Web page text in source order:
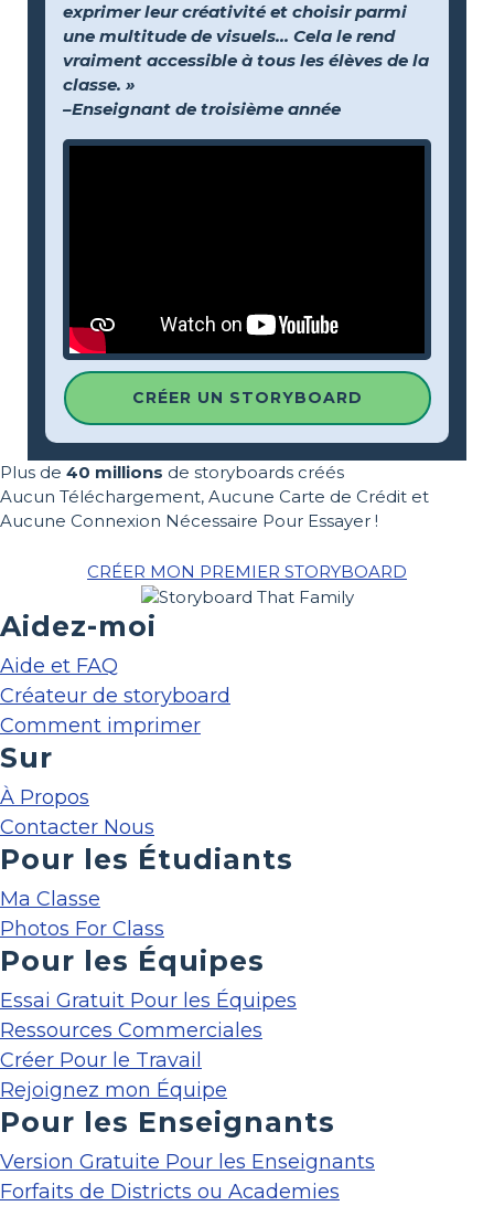
exprimer leur créativité et choisir parmi
une multitude de visuels… Cela le rend
vraiment accessible à tous les élèves de la
classe. »
–Enseignant de troisième année
CRÉER UN STORYBOARD
Plus de 40 millions de storyboards créés
Aucun Téléchargement, Aucune Carte de Crédit et
Aucune Connexion Nécessaire Pour Essayer !
CRÉER MON PREMIER STORYBOARD
Aidez-moi
Aide et FAQ
Créateur de storyboard
Comment imprimer
Sur
À Propos
Contacter Nous
Pour les Étudiants
Ma Classe
Photos For Class
Pour les Équipes
Essai Gratuit Pour les Équipes
Ressources Commerciales
Créer Pour le Travail
Rejoignez mon Équipe
Pour les Enseignants
Version Gratuite Pour les Enseignants
Forfaits de Districts ou Academies